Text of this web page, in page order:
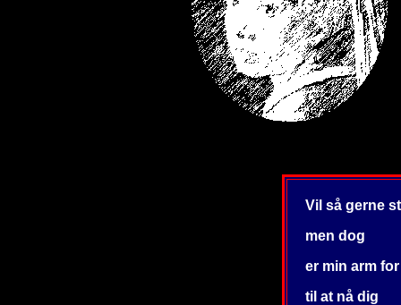
Vil så gerne
men dog
er min arm
til at nå dig